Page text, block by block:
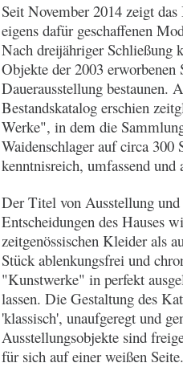
Seit November 2014 zeigt
eigens dafür geschaffenen
Nach dreijähriger Schließung
Objekte der 2003
Dauerausstellung bestaunen.
Bestandskatalog erschien
Werke", in dem die
Waidenschlager auf circa
kenntnisreich, umfassend
Der Titel von Ausstellung
Entscheidungen des Hauses
zeitgenössischen Kleider als
Stück ablenkungsfrei und
"Kunstwerke" in perfekt
lassen. Die Gestaltung des
'klassisch', unaufgeregt und
Ausstellungsobjekte sind
für sich auf einer weißen